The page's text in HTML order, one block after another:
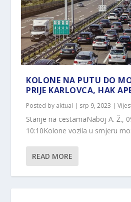
KOLONE NA PUTU DO
PRIJE KARLOVCA, HAK
Posted by aktual | srp 9, 2023 |
Stanje na cestamaNaboj A. Ž.,
10:10Kolone vozila u smjeru
READ MORE